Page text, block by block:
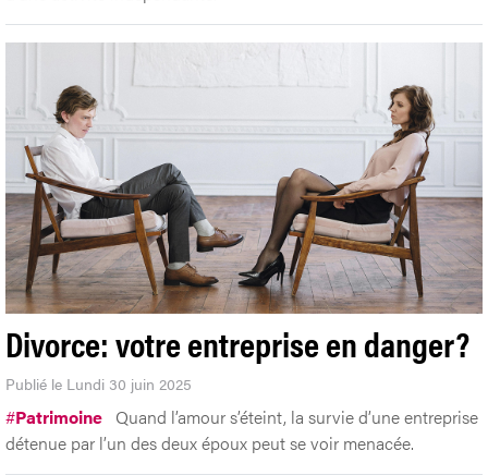
Divorce: votre entreprise en danger?
Publié le Lundi 30 juin 2025
#Patrimoine Quand l’amour s’éteint, la survie d’une entreprise
détenue par l’un des deux époux peut se voir menacée.